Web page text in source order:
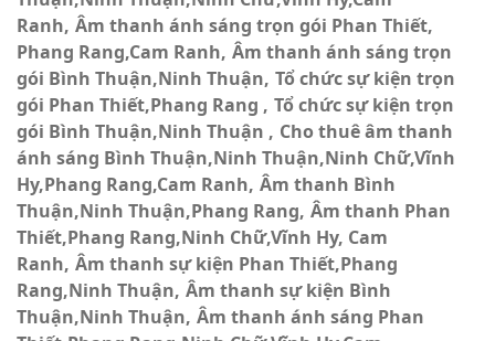
Ranh Âm thanh ánh sáng trọn gói Phan Thiết,
Phang Rang,Cam Ranh Âm thanh ánh sáng trọn
gói Bình Thuận,Ninh Thuận Tổ chức sự kiện trọn
gói Phan Thiết,Phang Rang
Tổ chức sự kiện trọn
gói Bình Thuận,Ninh Thuận
Cho thuê âm thanh
ánh sáng Bình Thuận,Ninh Thuận,Ninh Chữ,Vĩnh
Hy,Phang Rang,Cam Ranh Âm thanh Bình
Thuận,Ninh Thuận,Phang Rang Âm thanh Phan
Thiết,Phang Rang,Ninh Chữ,Vĩnh Hy, Cam
Ranh Âm thanh sự kiện Phan Thiết,Phang
Rang,Ninh Thuận Âm thanh sự kiện Bình
Thuận,Ninh Thuận Âm thanh ánh sáng Phan